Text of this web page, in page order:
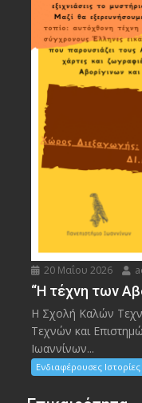
20 Μαΐου 2026
“Η τέχνη των
Η Σχολή Καλών
Τεχνών και
Ιωαννίνων...
Ενδιαφέρουσες Ιστορίες